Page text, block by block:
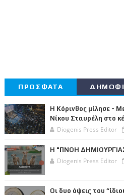
ΠΡΟΣΦΑΤΑ
Η Κόρινθος μίλησε -
Νίκου Σταυρέλη στο
Diogenis Press Editor
Η "ΠΝΟΗ
Diogenis Press Editor
Οι δυο όψεις του